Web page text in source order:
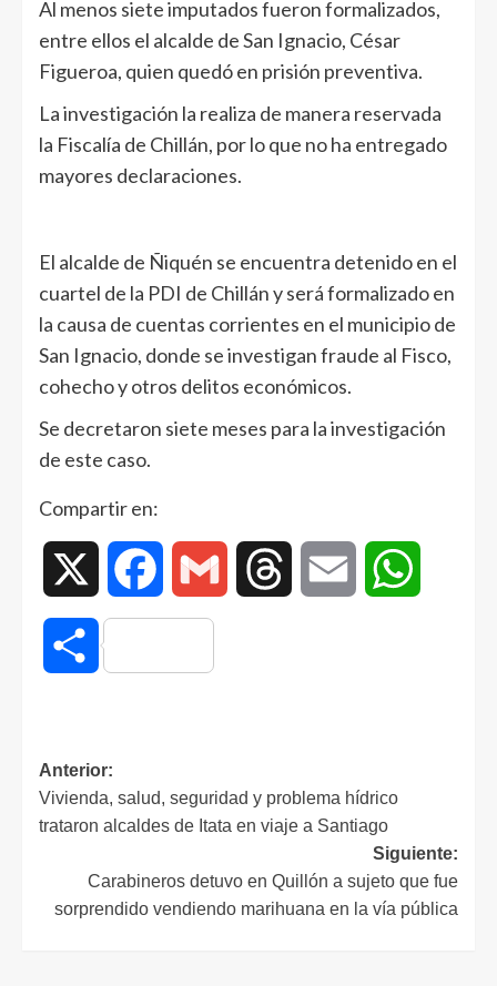
Al menos siete imputados fueron formalizados,
entre ellos el alcalde de San Ignacio, César
Figueroa, quien quedó en prisión preventiva.
La investigación la realiza de manera reservada
la Fiscalía de Chillán, por lo que no ha entregado
mayores declaraciones.
El alcalde de Ñiquén se encuentra detenido en el
cuartel de la PDI de Chillán y será formalizado en
la causa de cuentas corrientes en el municipio de
San Ignacio, donde se investigan fraude al Fisco,
cohecho y otros delitos económicos.
Se decretaron siete meses para la investigación
de este caso.
Compartir en:
Facebook Gmail Threads Email
Compartir
Anterior:
Vivienda, salud, seguridad y problema hídrico
trataron alcaldes de Itata en viaje a Santiago
Siguiente:
Carabineros detuvo en Quillón a sujeto que fue
sorprendido vendiendo marihuana en la vía pública